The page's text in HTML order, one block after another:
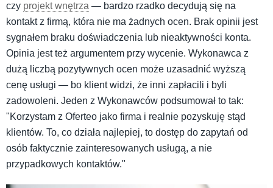
czy projekt wnętrza — bardzo rzadko decydują się na
kontakt z firmą, która nie ma żadnych ocen. Brak opinii jest
sygnałem braku doświadczenia lub nieaktywności konta.
Opinia jest też argumentem przy wycenie. Wykonawca z
dużą liczbą pozytywnych ocen może uzasadnić wyższą
cenę usługi — bo klient widzi, że inni zapłacili i byli
zadowoleni. Jeden z Wykonawców podsumował to tak:
"Korzystam z Oferteo jako firma i realnie pozyskuję stąd
klientów. To, co działa najlepiej, to dostęp do zapytań od
osób faktycznie zainteresowanych usługą, a nie
przypadkowych kontaktów."